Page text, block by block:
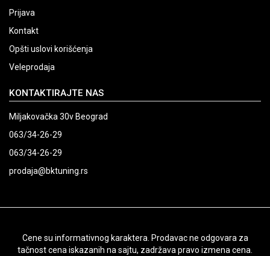
Prijava
Kontakt
Opšti uslovi korišćenja
Veleprodaja
KONTAKTIRAJTE NAS
Miljakovačka 30v Beograd
063/34-26-29
063/34-26-29
prodaja@bktuning.rs
Cene su informativnog karaktera. Prodavac ne odgovara za
tačnost cena iskazanih na sajtu, zadržava pravo izmena cena.